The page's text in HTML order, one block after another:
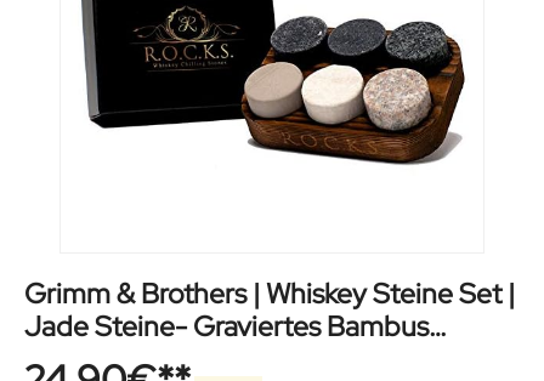
Grimm & Brothers | Whiskey Steine Set |
Jade Steine- Graviertes Bambus
Gestell- Kühlsteine